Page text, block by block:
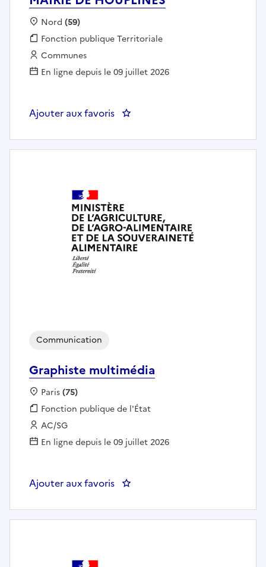
Localisation :
Nord (59)
Fonction publique :
Fonction publique Territoriale
Employeur :
Communes
En ligne depuis le 09 juillet 2026
Ajouter aux favoris : Responsable communication -
Graphiste multimédia
Communication
Localisation :
Paris(75)
Fonction publique :
Fonction publique de l'État
Employeur :
AC/SG
En ligne depuis le 09 juillet 2026
Ajouter aux favoris : Graphiste multimédia